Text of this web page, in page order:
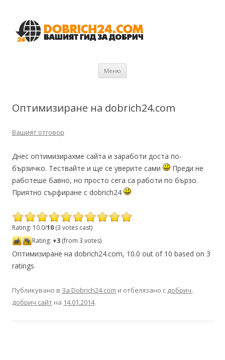
Меню
Оптимизиране на dobrich24.com
Вашият отговор
Днес оптимизирахме сайта и заработи доста по-
бързичко. Тествайте и ще се уверите сами
Преди не
работеше бавно, но просто сега са работи по бързо.
Приятно сърфиране с dobrich24
Rating: 10.0/10 (3 votes cast)
Rating: +3 (from 3 votes)
Оптимизиране на dobrich24.com, 10.0 out of 10 based on 3
ratings
Публикувано в За Dobrich24.com и отбелязано с добрич,
добрич сайт на 14.01.2014.